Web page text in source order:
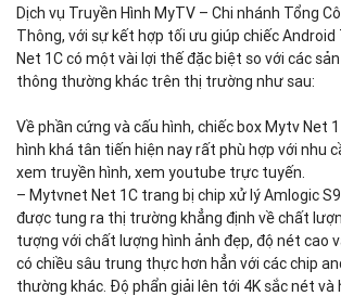
Dịch vụ Truyền Hình MyTV – Chi nhánh Tổng
Thông, với sự kết hợp tối ưu giúp chiếc
Net 1C có một vài lợi thế đặc biệt so với các
thông thường khác trên thị trường như sau:
Về phần cứng và cấu hình, chiếc box Mytv Net
hình khá tân tiến hiện nay rất phù hợp với nhu
xem truyền hình, xem youtube trực tuyến.
– Mytvnet Net 1C trang bị chip xử lý Amlogic
được tung ra thị trường khẳng định về chất
tượng với chất lượng hình ảnh đẹp, độ nét cao
có chiều sâu trung thực hơn hẳn với các chip
thường khác. Độ phẩn giải lên tới 4K sắc nét và